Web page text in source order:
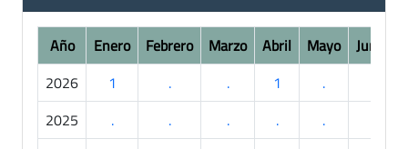
Año Enero Febrero Marzo Abril Mayo Junio
2026
1 . . 1 .
2025
. . . . .